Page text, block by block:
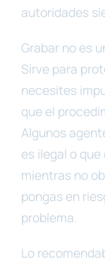
autoridades
Grabar no es
Sirve para
necesites
que el
Algunos
es ilegal o
mientras no
pongas en
problema.
Lo